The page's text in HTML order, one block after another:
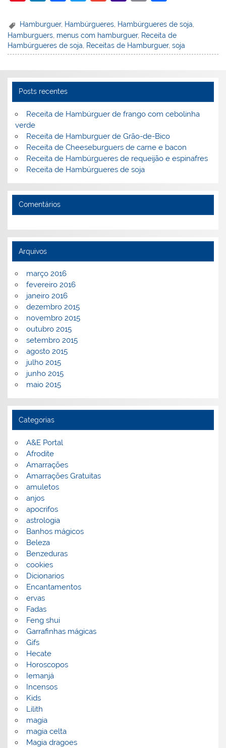
er
e
st
k
e
dI
c
e
b
o
k
itt
er
ai
l
h
o
o
l
t
ar
e
Hamburguer, Hambúrgueres Hambúrgueres de soja
Hamburguers menus com hamburguer, Receita de
Hambúrgueres de soja Receitas de Hamburguer,soja
Posts recentes
Receita de Hambúrguer de frango com cebolinha
verde
Receita de Hamburguer de Grão-de-Bico
Receita de Cheeseburguers de carne e bacon
Receita de Hambúrgueres de requeijão e espinafres
Receita de Hambúrgueres de soja
Comentários
Arquivos
março 2016
fevereiro 2016
janeiro 2016
dezembro 2015
novembro 2015
outubro 2015
setembro 2015
agosto 2015
julho 2015
junho 2015
maio 2015
Categorias
A&E Portal
Afrodite
Amarrações
Amarrações Gratuitas
amuletos
anjos
apocrifos
astrologia
Banhos mágicos
Beleza
Benzeduras
cookies
Dicionarios
Encantamentos
ervas
Fadas
Feng shui
Garrafinhas mágicas
Gifs
Hecate
Horoscopos
Iemanjá
Incensos
Kids
Lilith
magia
magia celta
Magia dragoes